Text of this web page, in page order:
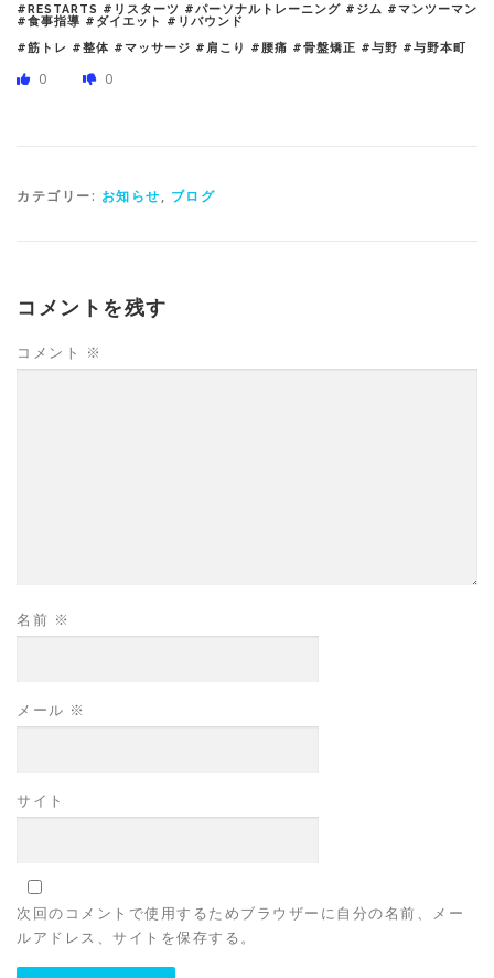
#RESTARTS #リスターツ #パーソナルトレーニング #ジム #マンツーマン
#食事指導 #ダイエット #リバウンド
#筋トレ #整体 #マッサージ #肩こり #腰痛 #骨盤矯正 #与野 #与野本町
0 0
カテゴリー: お知らせ, ブログ
コメントを残す
コメント ※
名前 ※
メール ※
サイト
次回のコメントで使用するためブラウザーに自分の名前、メー
ルアドレス、サイトを保存する。